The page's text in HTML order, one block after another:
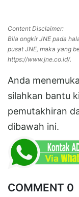
Content Disclaimer:
Bila ongkir JNE pada
pusat JNE, maka yang
https://www.jne.co.id/.
Anda
silahkan bantu
pemutakhiran
dibawah ini.
COMMENT 0